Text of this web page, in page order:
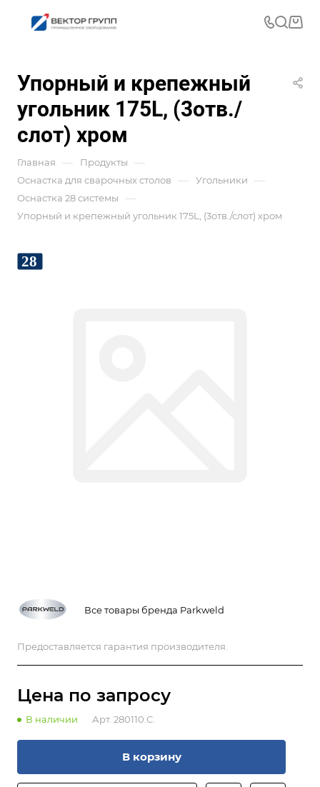
Упорный и крепежный
угольник 175L, (3отв./
слот) хром
Главная — Продукты —
Оснастка для сварочных столов — Угольники —
Оснастка 28 системы —
Упорный и крепежный угольник 175L, (3отв./слот) хром
Все товары бренда Parkweld
Предоставляется гарантия производителя.
Цена по запросу
В наличии Арт. 280110.C.
В корзину